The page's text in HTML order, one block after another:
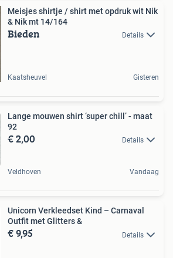
Meisjes shirtje / shirt met opdruk wit Nik
& Nik mt 14/164
Bieden Details
Kaatsheuvel Gisteren
Lange mouwen shirt ‘super chill’ - maat
92
€ 2,00 Details
Veldhoven Vandaag
Unicorn Verkleedset Kind – Carnaval
Outfit met Glitters &
€ 9,95 Details